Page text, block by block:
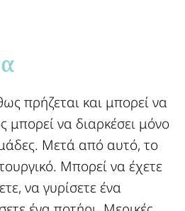
πρήζεται και μπορεί να
μπορεί να διαρκέσει μόνο
Μετά από αυτό, το
Μπορεί να έχετε
να γυρίσετε ένα